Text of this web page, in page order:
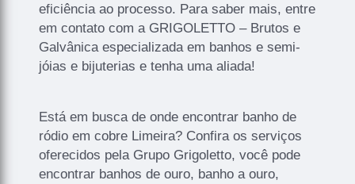
eficiência ao processo. Para saber mais, entre
em contato com a GRIGOLETTO – Brutos e
Galvânica especializada em banhos e semi-
jóias e bijuterias e tenha uma aliada!
Está em busca de onde encontrar banho de
ródio em cobre Limeira? Confira os serviços
oferecidos pela Grupo Grigoletto, você pode
encontrar banhos de ouro, banho a ouro,